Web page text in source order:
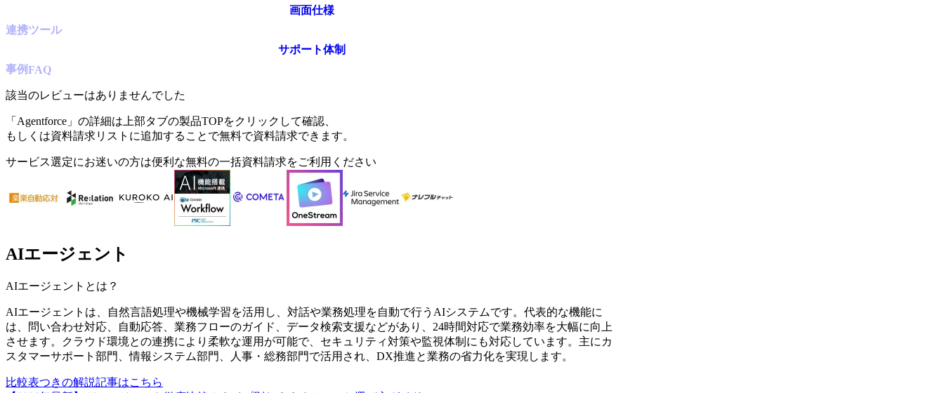
画面仕様
連携ツール
サポート体制
事例FAQ
該当のレビューはありませんでした
「 Agentforce 」の詳細は上部タブの製品TOPをクリックして確認、
もしくは資料請求リストに追加することで無料で資料請求できます。
サービス選定にお迷いの方は便利な無料の一括資料請求をご利用ください
AIエージェント
AIエージェント とは？
AIエージェントは、自然言語処理や機械学習を活用し、対話や業務処理を自動で行うAIシステムです。代表的な機能に
は、問い合わせ対応、自動応答、業務フローのガイド、データ検索支援などがあり、24時間対応で業務効率を大幅に向上
させます。クラウド環境との連携により柔軟な運用が可能で、セキュリティ対策や監視体制にも対応しています。主にカ
スタマーサポート部門、情報システム部門、人事・総務部門で活用され、DX推進と業務の省力化を実現します。
比較表つきの解説記事はこちら